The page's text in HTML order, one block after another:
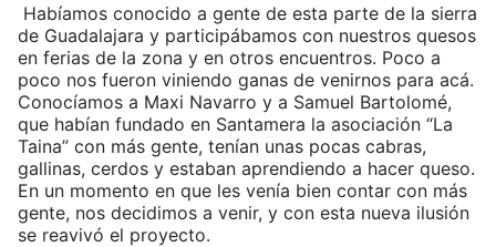
Habíamos conocido a gente de esta parte de la sierra
de Guadalajara y participábamos con nuestros quesos
en ferias de la zona y en otros encuentros. Poco a
poco nos fueron viniendo ganas de venirnos para acá.
Conocíamos a Maxi Navarro y a Samuel Bartolomé,
que habían fundado en Santamera la asociación “La
Taina” con más gente, tenían unas pocas cabras,
gallinas, cerdos y estaban aprendiendo a hacer queso.
En un momento en que les venía bien contar con más
gente, nos decidimos a venir, y con esta nueva ilusión
se reavivó el proyecto.